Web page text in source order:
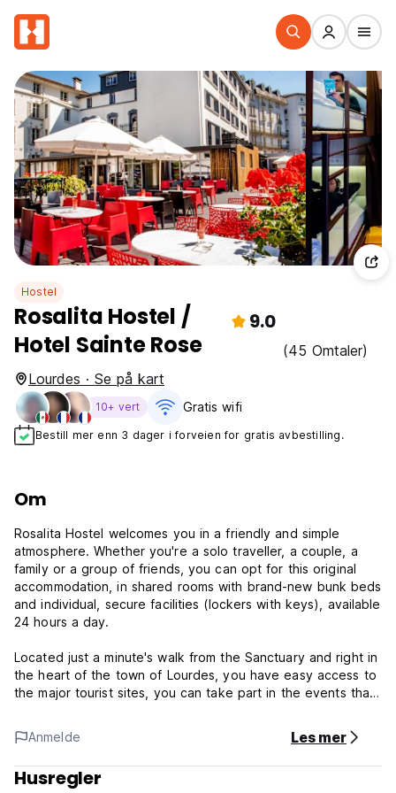
Hostel
Rosalita Hostel /
Hotel Sainte Rose
9.0
(45 Omtaler)
Lourdes · Se på kart
10+ vert Gratis wifi‎
Bestill mer enn 3 dager i forveien for gratis avbestilling.
Om
Rosalita Hostel welcomes you in a friendly and simple
atmosphere. Whether you're a solo traveller, a couple, a
family or a group of friends, you can opt for this original
accommodation, in shared rooms with brand-new bunk beds
and individual, secure facilities (lockers with keys), available
24 hours a day.
Located just a minute's walk from the Sanctuary and right in
the heart of the town of Lourdes, you have easy access to
the major tourist sites, you can take part in the events that
of services, shops and restaurants.
Rosalita Hostel is ideal for a no-fuss, no-fuss stay, with
plenty of great people to meet! Enjoy a game of table
Anmelde Les mer
Husregler